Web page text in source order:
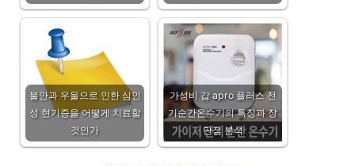
불안과 우울으로 인한 심인
성 현기증을 어떻게 치료할
것인가
가성비 갑 apro 플러스 전
기순간온수기의 특징과 장
단점 분석